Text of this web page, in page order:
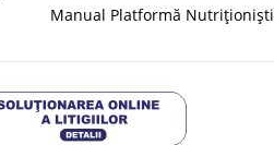
Manual Platformă Nutriționiști